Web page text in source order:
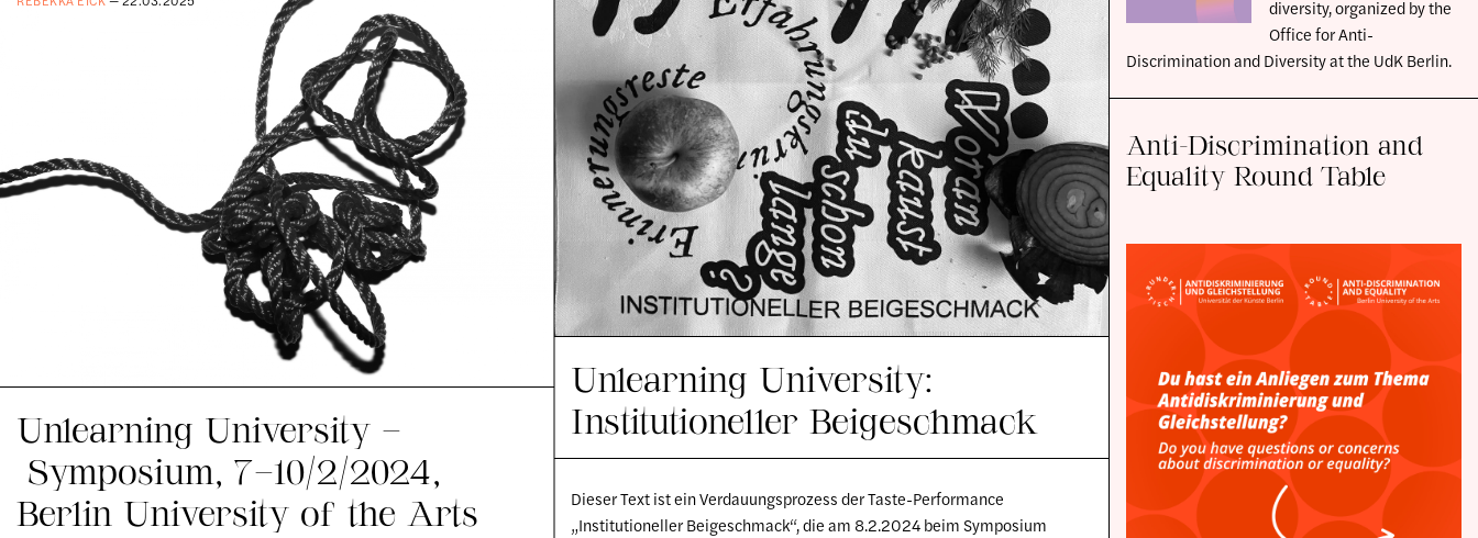
Unlearning University:
Institutioneller Beigeschmack
Dieser Text ist ein Verdauungsprozess der Taste-Performance
„Institutioneller Beigeschmack“, die am 8.2.2024 beim Symposium
Unlearning University –
Symposium, 7–10/2/2024,
Berlin University of the Arts
diversity, organized by the
Office for Anti-
Discrimination and Diversity at the UdK Berlin.
Anti-Discrimination and
Equality Round Table